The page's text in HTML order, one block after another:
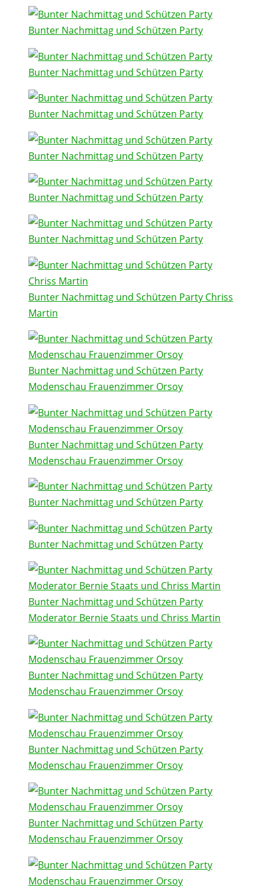
Bunter Nachmittag und Schützen Party
Bunter Nachmittag und Schützen Party
Bunter Nachmittag und Schützen Party
Bunter Nachmittag und Schützen Party
Bunter Nachmittag und Schützen Party
Bunter Nachmittag und Schützen Party
Bunter Nachmittag und Schützen Party Chriss
Martin
Bunter Nachmittag und Schützen Party
Modenschau Frauenzimmer Orsoy
Bunter Nachmittag und Schützen Party
Modenschau Frauenzimmer Orsoy
Bunter Nachmittag und Schützen Party
Bunter Nachmittag und Schützen Party
Bunter Nachmittag und Schützen Party
Moderator Bernie Staats und Chriss Martin
Bunter Nachmittag und Schützen Party
Modenschau Frauenzimmer Orsoy
Bunter Nachmittag und Schützen Party
Modenschau Frauenzimmer Orsoy
Bunter Nachmittag und Schützen Party
Modenschau Frauenzimmer Orsoy